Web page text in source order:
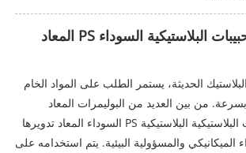
1. مقدمة إلى الحبيبات البلاستيكية السوداء PS المعاد
الحديثة، يستمر الطلب على المواد الخام
من بين العديد من البوليمرات المعاد
تدويرها، تبرز الحبيبات البلاستيكية البلاستيكية PS السوداء المعاد تدويرها
الميكانيكي والمسؤولية البيئية. يتم استخدامه على